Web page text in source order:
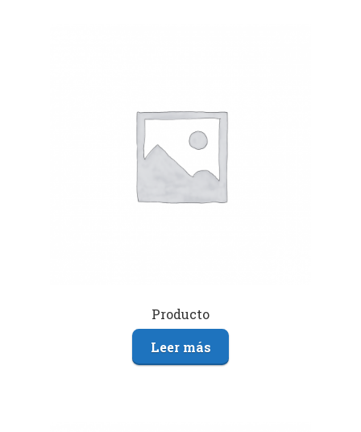
Producto
Leer más